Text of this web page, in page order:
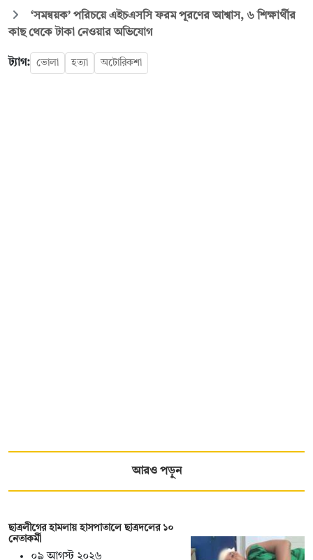
‘সমন্বয়ক’ পরিচয়ে এইচএসসি ফরম পূরণের আশ্বাস, ৬ শিক্ষার্থীর
কাছ থেকে টাকা নেওয়ার অভিযোগ
ট্যাগ: ভোলা হত্যা অটোরিকশা
আরও পড়ুন
ছাত্রলীগের হামলায় হাসপাতালে ছাত্রদলের ১০
নেতাকর্মী
০৯ আগস্ট ২০২৬